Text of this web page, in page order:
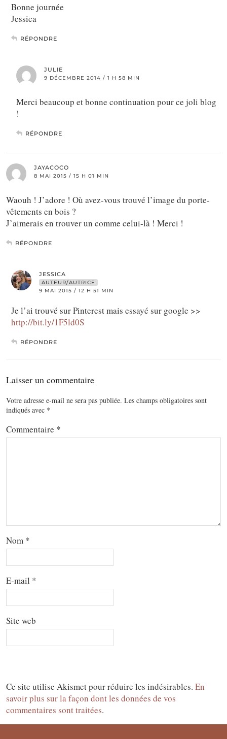
Bonne journée
Jessica
RÉPONDRE
JULIE
9 DÉCEMBRE 2014 / 1 H 58 MIN
Merci beaucoup et bonne continuation pour ce joli blog
!
RÉPONDRE
JAYACOCO
8 MAI 2015 / 15 H 01 MIN
Waouh ! J’adore ! Où avez-vous trouvé l’image du porte-
vêtements en bois ?
J’aimerais en trouver un comme celui-là ! Merci !
RÉPONDRE
JESSICA
AUTEUR/AUTRICE
9 MAI 2015 / 12 H 51 MIN
Je l’ai trouvé sur Pinterest mais essayé sur google >>
http://bit.ly/1F5ld0S
RÉPONDRE
Laisser un commentaire
Votre adresse e-mail ne sera pas publiée. Les champs obligatoires sont
indiqués avec *
Commentaire *
Nom *
E-mail *
Site web
Ce site utilise Akismet pour réduire les indésirables. En
savoir plus sur la façon dont les données de vos
commentaires sont traitées.